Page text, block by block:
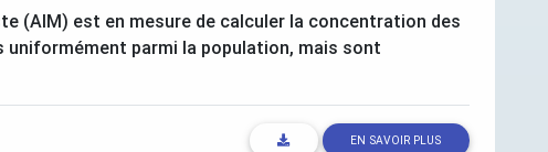
(AIM) est en mesure de calculer la concentration des
uniformément parmi la population, mais sont
EN SAVOIR PLUS